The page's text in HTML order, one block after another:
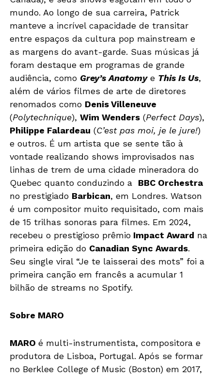
mundo. Ao longo de sua carreira, Patrick
manteve a incrível capacidade de transitar
entre espaços da cultura pop mainstream e
as margens do avant-garde. Suas músicas já
foram destaque em programas de grande
audiência, como Grey’s Anatomye This Is Us,
além de vários filmes de arte de diretores
renomados como Denis Villeneuve
(Polytechnique), Wim Wenders (Perfect Days),
Philippe Falardeau (C’est pas moi, je le jure!)
e outros. É um artista que se sente tão à
vontade realizando shows improvisados nas
linhas de trem de uma cidade mineradora do
Quebec quanto conduzindo a BBC Orchestra
no prestigiado Barbican, em Londres. Watson
é um compositor muito requisitado, com mais
de 15 trilhas sonoras para filmes. Em 2024,
recebeu o prestigioso prêmio Impact Award na
primeira edição do Canadian Sync Awards.
Seu single viral “Je te laisserai des mots” foi a
primeira canção em francês a acumular 1
bilhão de streams no Spotify.
Sobre MARO
MARO é multi-instrumentista, compositora e
produtora de Lisboa, Portugal. Após se formar
no Berklee College of Music (Boston) em 2017,